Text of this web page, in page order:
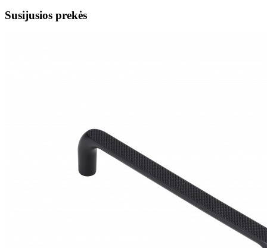
Susijusios prekės